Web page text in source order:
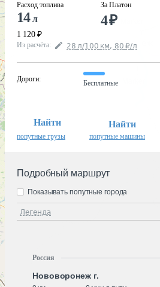
Расход топлива
14л
1 120 ₽
За Платон
4₽
Из расчёта: 28 л/100 км, 80 ₽/л
Дороги:
Бесплатные
Найти
попутные грузы
Найти
попутные машины
Подробный маршрут
Легенда
Показывать попутные города
Россия
Нововоронеж г.